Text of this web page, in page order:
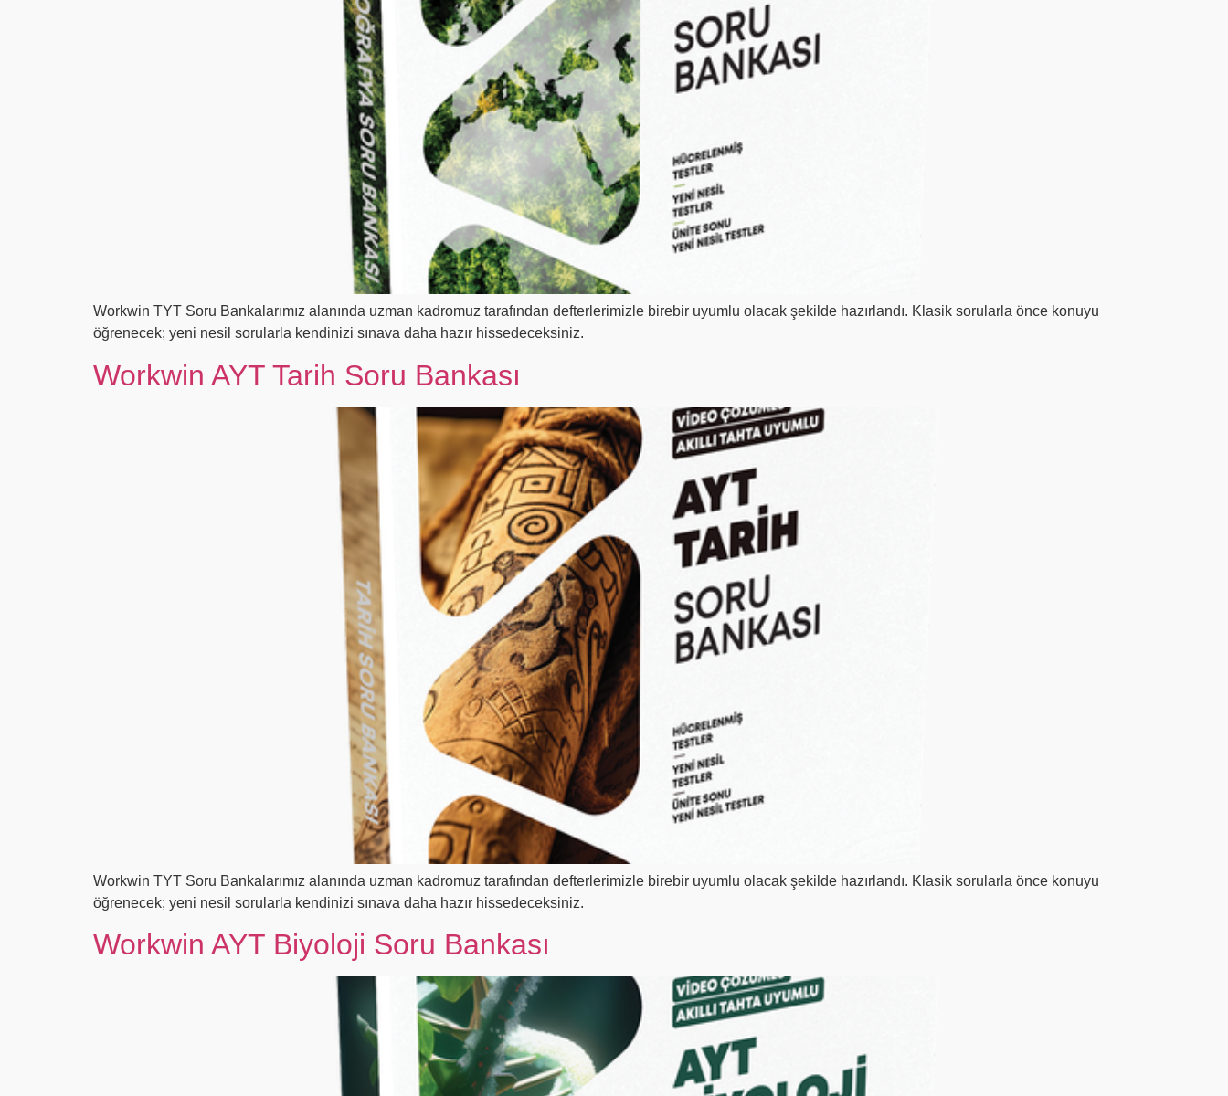
Workwin TYT Soru Bankalarımız alanında uzman kadromuz tarafından defterlerimizle birebir uyumlu olacak şekilde hazırlandı. Klasik sorularla önce konuyu
öğrenecek; yeni nesil sorularla kendinizi sınava daha hazır hissedeceksiniz.
Workwin AYT Tarih Soru Bankası
Workwin TYT Soru Bankalarımız alanında uzman kadromuz tarafından defterlerimizle birebir uyumlu olacak şekilde hazırlandı. Klasik sorularla önce konuyu
öğrenecek; yeni nesil sorularla kendinizi sınava daha hazır hissedeceksiniz.
Workwin AYT Biyoloji Soru Bankası